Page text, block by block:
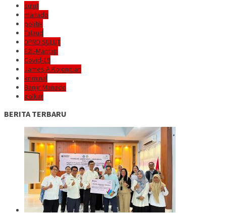
sulut
manado
politik
Talaud
DPRD SULUT
E2L-Mantap
Covid-19
James A Kojongian
kriminal
Banjir Manado
golkar
BERITA TERBARU